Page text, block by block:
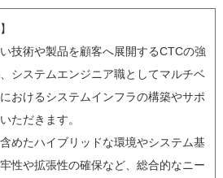
技術や製品を顧客へ展開するCTCの強
システムエンジニア職としてマルチベ
おけるシステムインフラの構築やサポ
ただきます。
めたハイブリッドな環境やシステム基
性や拡張性の確保など、総合的なニー